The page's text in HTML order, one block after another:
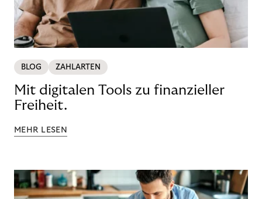
BLOG ZAHLARTEN
Mit digitalen Tools zu finanzieller
Freiheit.
MEHR LESEN